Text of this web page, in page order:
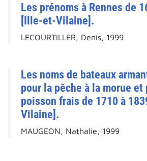
Les prénoms à Rennes de
[Ille-et-Vilaine].
LECOURTILLER, Denis, 1999
Les noms de bateaux
pour la pêche à la morue et
poisson frais de 1710 à
Vilaine].
MAUGEON, Nathalie, 1999